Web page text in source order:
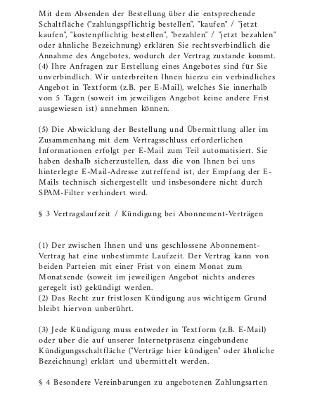
Mit dem Absenden der Bestellung über die entsprechende
Schaltfläche ("zahlungspflichtig bestellen", "kaufen" / "jetzt
kaufen", "kostenpflichtig bestellen", "bezahlen" / "jetzt bezahlen"
oder ähnliche Bezeichnung) erklären Sie rechtsverbindlich die
Annahme des Angebotes, wodurch der Vertrag zustande kommt.
(4) Ihre Anfragen zur Erstellung eines Angebotes sind für Sie
unverbindlich. Wir unterbreiten Ihnen hierzu ein verbindliches
Angebot in Textform (z.B. per E-Mail), welches Sie innerhalb
von 5 Tagen (soweit im jeweiligen Angebot keine andere Frist
ausgewiesen ist) annehmen können.
(5) Die Abwicklung der Bestellung und Übermittlung aller im
Zusammenhang mit dem Vertragsschluss erforderlichen
Informationen erfolgt per E-Mail zum Teil automatisiert. Sie
haben deshalb sicherzustellen, dass die von Ihnen bei uns
hinterlegte E-Mail-Adresse zutreffend ist, der Empfang der E-
Mails technisch sichergestellt und insbesondere nicht durch
SPAM-Filter verhindert wird.
§ 3 Vertragslaufzeit / Kündigung bei Abonnement-Verträgen
(1) Der zwischen Ihnen und uns geschlossene Abonnement-
Vertrag hat eine unbestimmte Laufzeit. Der Vertrag kann von
beiden Parteien mit einer Frist von einem Monat zum
Monatsende (soweit im jeweiligen Angebot nichts anderes
geregelt ist) gekündigt werden.
(2) Das Recht zur fristlosen Kündigung aus wichtigem Grund
bleibt hiervon unberührt.
(3) Jede Kündigung muss entweder in Textform (z.B. E-Mail)
oder über die auf unserer Internetpräsenz eingebundene
Kündigungsschaltfläche ("Verträge hier kündigen" oder ähnliche
Bezeichnung) erklärt und übermittelt werden.
§ 4 Besondere Vereinbarungen zu angebotenen Zahlungsarten